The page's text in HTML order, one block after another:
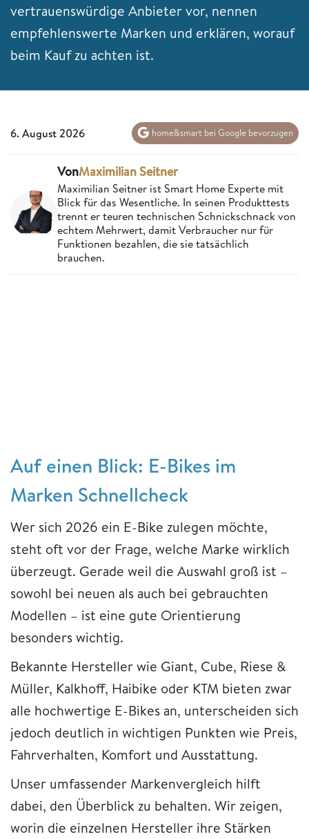
vertrauenswürdige Anbieter vor, nennen
empfehlenswerte Marken und erklären, worauf
beim Kauf zu achten ist.
6. August 2026 home&smart bei Google bevorzugen
VonMaximilian Seitner
Maximilian Seitner ist Smart Home Experte mit
Blick für das Wesentliche. In seinen Produkttests
trennt er teuren technischen Schnickschnack von
echtem Mehrwert, damit Verbraucher nur für
Funktionen bezahlen, die sie tatsächlich
brauchen.
Auf einen Blick: E-Bikes im
Marken Schnellcheck
Wer sich 2026 ein E-Bike zulegen möchte,
steht oft vor der Frage, welche Marke wirklich
überzeugt. Gerade weil die Auswahl groß ist –
sowohl bei neuen als auch bei gebrauchten
Modellen – ist eine gute Orientierung
besonders wichtig.
Bekannte Hersteller wie Giant, Cube, Riese &
Müller, Kalkhoff, Haibike oder KTM bieten zwar
alle hochwertige E-Bikes an, unterscheiden sich
jedoch deutlich in wichtigen Punkten wie Preis,
Fahrverhalten, Komfort und Ausstattung.
Unser umfassender Markenvergleich hilft
dabei, den Überblick zu behalten. Wir zeigen,
worin die einzelnen Hersteller ihre Stärken